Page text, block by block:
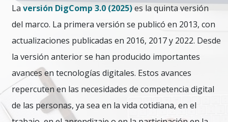
Laversión DigComp 3.0 (2025)es la quinta versión
del marco. La primera versión se publicó en 2013, con
actualizaciones publicadas en 2016, 2017 y 2022. Desde
la versión anterior se han producido importantes
avances en tecnologías digitales. Estos avances
repercuten en las necesidades de competencia digital
de las personas, ya sea en la vida cotidiana, en el